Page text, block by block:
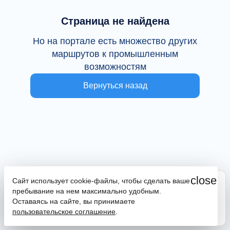
Страница не найдена
Но на портале есть множество других
маршрутов к промышленным
возможностям
Вернуться назад
close
Сайт использует cookie-файлы, чтобы сделать ваше
пребывание на нем максимально удобным.
Оставаясь на сайте, вы принимаете
пользовательское соглашение
Сайт находится в тестовой эксплуатации
В случае наличия ошибок или замечаний просим
сообщить на почтуpromportal@frpkk.ru
написать нам в чатилизаказать обратный звонок